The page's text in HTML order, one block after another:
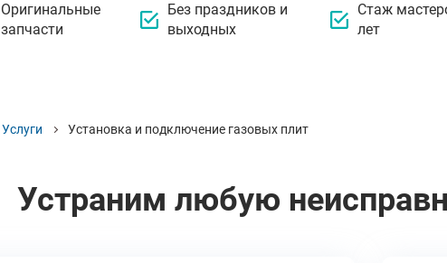
Оригинальные
запчасти
Без праздников и
выходных
Стаж
лет
Услуги Установка и подключение газовых плит
Устраним любую